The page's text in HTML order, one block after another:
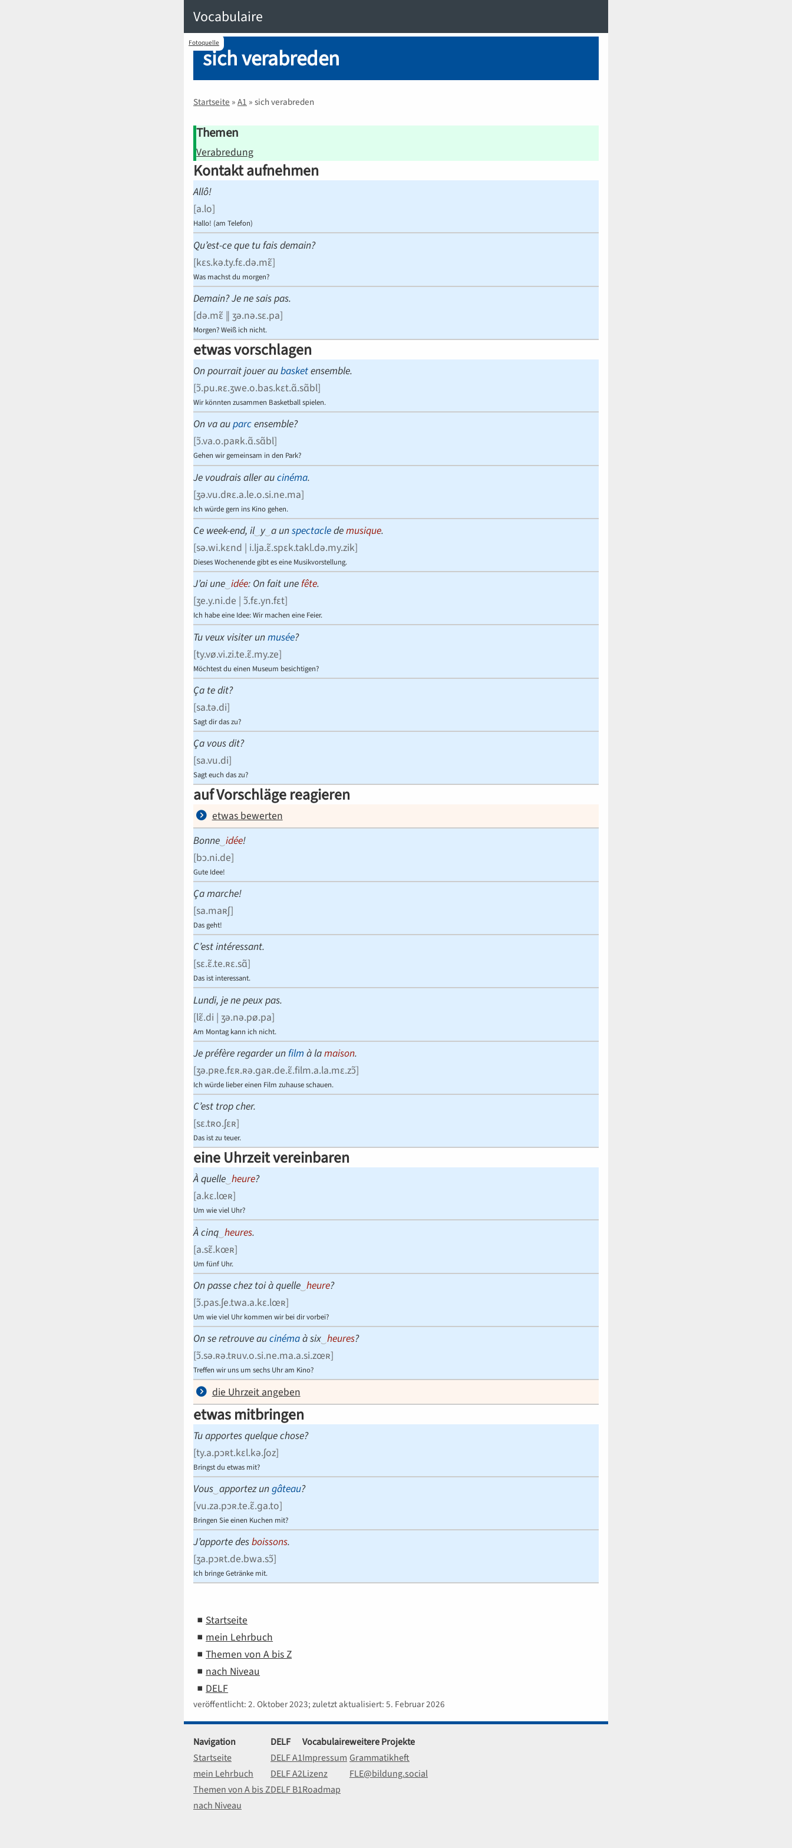
Vocabulaire
Fotoquelle
sich verabreden
Startseite » A1 » sich verabreden
Themen
Verabredung
Kontakt aufnehmen
Allô!
[a.lo]
Hallo! (am Telefon)
Qu’est-ce que tu fais demain?
[kɛs.kə.ty.fɛ.də.mɛ̃]
Was machst du morgen?
Demain? Je ne sais pas.
[də.mɛ̃ ‖ ʒə.nə.sɛ.pa]
Morgen? Weiß ich nicht.
etwas vorschlagen
On pourrait jouer aubasketensemble.
[ɔ̃.pu.ʀɛ.ʒwe.o.bas.kɛt.ɑ̃.sɑ̃bl]
Wir könnten zusammen Basketball spielen.
On va auparcensemble?
[ɔ̃.va.o.paʀk.ɑ̃.sɑ̃bl]
Gehen wir gemeinsam in den Park?
Je voudrais aller aucinéma.
[ʒə.vu.dʀɛ.a.le.o.si.ne.ma]
Ich würde gern ins Kino gehen.
Ce week-end, il‿ y‿ a unspectacledemusique.
[sə.wi.kɛnd | i.lja.ɛ̃.spɛk.takl.də.my.zik]
Dieses Wochenende gibt es eine Musikvorstellung.
J’ai une idée: On fait unefête.
[ʒe.y.ni.de | ɔ̃.fɛ.yn.fɛt]
Ich habe eine Idee: Wir machen eine Feier.
Tu veux visiter unmusée?
[ty.vø.vi.zi.te.ɛ̃.my.ze]
Möchtest du einen Museum besichtigen?
Ça te dit?
[sa.tə.di]
Sagt dir das zu?
Ça vous dit?
[sa.vu.di]
Sagt euch das zu?
auf Vorschläge reagieren
etwas bewerten
Bonne idée!
[bɔ.ni.de]
Gute Idee!
Ça marche!
[sa.maʀʃ]
Das geht!
C’est intéressant.
[sɛ.ɛ̃.te.ʀɛ.sɑ̃]
Das ist interessant.
Lundi, je ne peux pas.
[lɛ̃.di | ʒə.nə.pø.pa]
Am Montag kann ich nicht.
Je préfère regarder unfilm à lamaison.
[ʒə.pʀe.fɛʀ.ʀə.ɡaʀ.de.ɛ̃.film.a.la.mɛ.zɔ̃]
Ich würde lieber einen Film zuhause schauen.
C’est trop cher.
[sɛ.tʀo.ʃɛʀ]
Das ist zu teuer.
eine Uhrzeit vereinbaren
À quelle heure?
[a.kɛ.lœʀ]
Um wie viel Uhr?
À cinq heures.
[a.sɛ̃.kœʀ]
Um fünf Uhr.
On passe chez toi à quelle heure?
[ɔ̃.pas.ʃe.twa.a.kɛ.lœʀ]
Um wie viel Uhr kommen wir bei dir vorbei?
On se retrouve aucinémaà six heures?
[ɔ̃.sə.ʀə.tʀuv.o.si.ne.ma.a.si.zœʀ]
Treffen wir uns um sechs Uhr am Kino?
die Uhrzeit angeben
etwas mitbringen
Tu apportes quelque chose?
[ty.a.pɔʀt.kɛl.kə.ʃoz]
Bringst du etwas mit?
Vous apportez ungâteau?
[vu.za.pɔʀ.te.ɛ̃.ɡa.to]
Bringen Sie einen Kuchen mit?
J’apporte desboissons.
[ʒa.pɔʀt.de.bwa.sɔ̃]
Ich bringe Getränke mit.
Startseite
mein Lehrbuch
Themen von A bis Z
nach Niveau
DELF
veröffentlicht: 2. Oktober 2023; zuletzt aktualisiert: 5. Februar 2026
Navigation
Startseite
mein Lehrbuch
Themen von A bis Z
nach Niveau
DELF
DELF A1
DELF A2
DELF B1
Vocabulaire
Impressum
Lizenz
Roadmap
weitere Projekte
Grammatikheft
FLE@bildung.social